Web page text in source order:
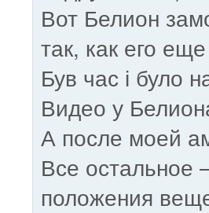
Вот Белион
так, как его
Був час і було
Видео у
А после моей
Все остальное
положения